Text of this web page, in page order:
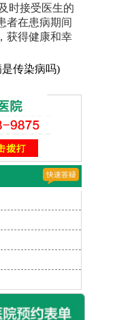
时接受医生的
者在患病期间
获得健康和幸
传染病吗)